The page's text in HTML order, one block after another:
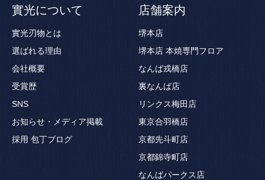
實光について
實光刃物とは
選ばれる理由
会社概要
受賞歴
SNS
お知らせ・メディア掲載
採用 包丁ブログ
店舗案内
堺本店
堺本店 本焼専門フロア
なんば戎橋店
裏なんば店
リンクス梅田店
東京合羽橋店
京都先斗町店
京都錦寺町店
なんばパークス店